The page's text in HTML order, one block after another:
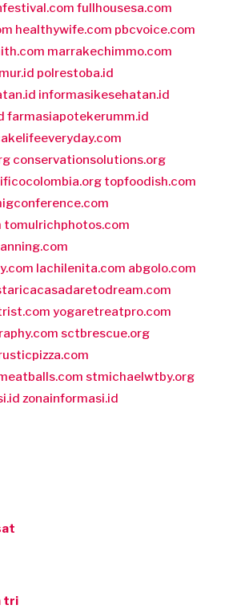
fullhousesa.com
healthywife.com pbcvoice.com
marrakechimmo.com
polrestoba.id
informasikesehatan.id
farmasiapotekerumm.id
conservationsolutions.org
topfoodish.com
tomulrichphotos.com
lachilenita.com abgolo.com
yogaretreatpro.com
sctbrescue.org
stmichaelwtby.org
zonainformasi.id
tri